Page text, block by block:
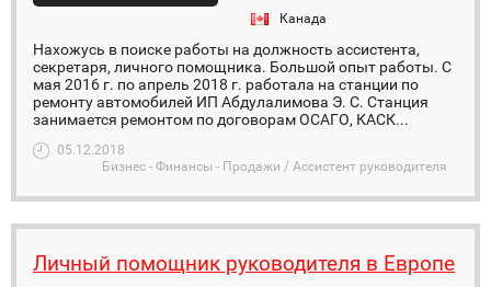
Канада
Нахожусь в поиске работы на должность ассистента,
секретаря, личного помощника. Большой опыт работы. С
мая 2016 г. по апрель 2018 г. работала на станции по
ремонту автомобилей ИП Абдулалимова Э. С. Станция
занимается ремонтом по договорам ОСАГО, КАСК...
05.12.2018
Бизнес - Финансы - Продажи / Ассистент руководителя
Личный помощник руководителя в Европе